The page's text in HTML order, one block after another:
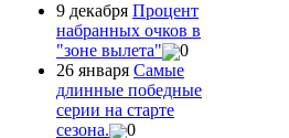
9 декабря Процент
набранных очков в
"зоне вылета"
0
26 января Самые
длинные победные
серии на старте
сезона.
0